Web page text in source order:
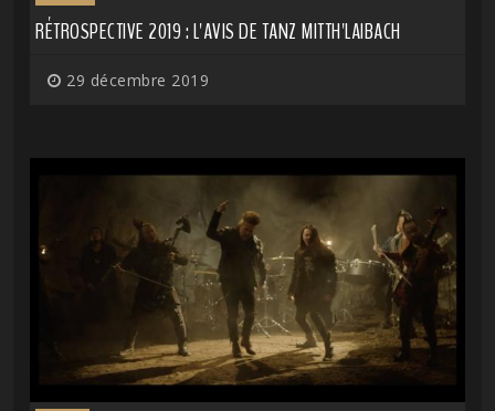
RÉTROSPECTIVE 2019 : L'AVIS DE TANZ MITTH'LAIBACH
29 décembre 2019